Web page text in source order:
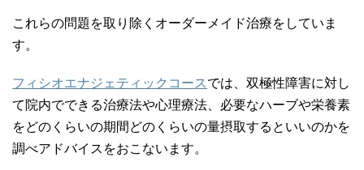
これらの問題を取り除くオーダーメイド治療をしていま
す。
フィシオエナジェティックコース では、双極性障害に対し
て院内でできる治療法や心理療法、必要なハーブや栄養素
をどのくらいの期間どのくらいの量摂取するといいのかを
調べアドバイスをおこないます。